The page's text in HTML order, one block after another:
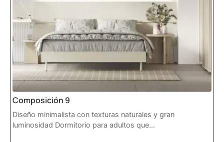
Composición 9
Diseño minimalista con texturas naturales y gran
luminosidad Dormitorio para adultos que...